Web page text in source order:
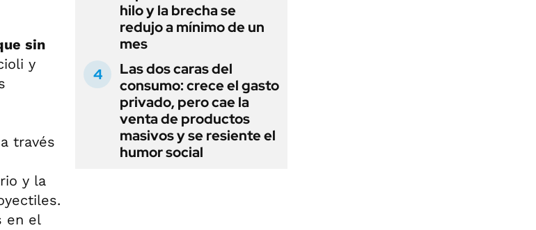
sin
y
través
y la
en el
hilo y la brecha se
redujo a mínimo de un
mes
Las dos caras del
consumo: crece el gasto
privado, pero cae la
venta de productos
masivos y se resiente el
humor social